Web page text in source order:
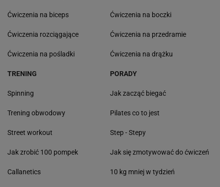
Ćwiczenia na biceps
Ćwiczenia rozciągające
Ćwiczenia na pośladki
Ćwiczenia na boczki
Ćwiczenia na przedramie
Ćwiczenia na drążku
TRENING
Spinning
Trening obwodowy
Street workout
Jak zrobić 100 pompek
Callanetics
PORADY
Jak zacząć biegać
Pilates co to jest
Step - Stepy
Jak się zmotywować do ćwiczeń
10 kg mniej w tydzień